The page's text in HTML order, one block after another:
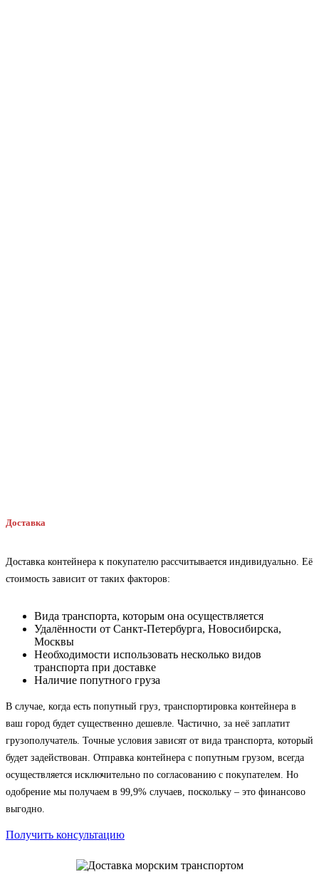
Доставка
Доставка контейнера к покупателю рассчитывается индивидуально. Её
стоимость зависит от таких факторов:
Вида транспорта, которым она осуществляется
Удалённости от Санкт-Петербурга, Новосибирска,
Москвы
Необходимости использовать несколько видов
транспорта при доставке
Наличие попутного груза
В случае, когда есть попутный груз, транспортировка контейнера в
ваш город будет существенно дешевле. Частично, за неё заплатит
грузополучатель. Точные условия зависят от вида транспорта, который
будет задействован. Отправка контейнера с попутным грузом, всегда
осуществляется исключительно по согласованию с покупателем. Но
одобрение мы получаем в 99,9% случаев, поскольку – это финансово
выгодно.
Получить консультацию